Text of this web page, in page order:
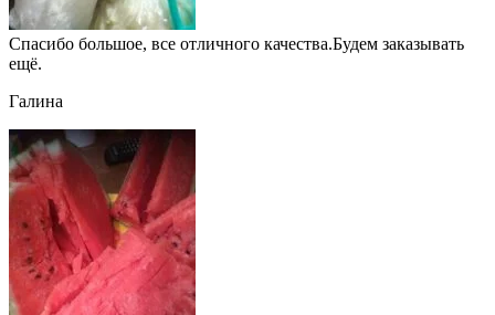
Спасибо большое, все отличного качества.Будем заказывать
ещё.
Галина